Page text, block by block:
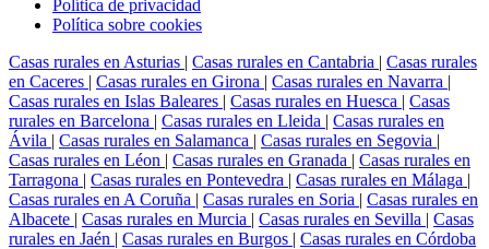
Política de privacidad
Política sobre cookies
Casas rurales en Asturias | Casas rurales en Cantabria | Casas rurales
en Caceres | Casas rurales en Girona | Casas rurales en Navarra |
Casas rurales en Islas Baleares | Casas rurales en Huesca | Casas
rurales en Barcelona | Casas rurales en Lleida | Casas rurales en
Ávila | Casas rurales en Salamanca | Casas rurales en Segovia |
Casas rurales en Léon | Casas rurales en Granada | Casas rurales en
Tarragona | Casas rurales en Pontevedra | Casas rurales en Málaga |
Casas rurales en A Coruña | Casas rurales en Soria | Casas rurales en
Albacete | Casas rurales en Murcia | Casas rurales en Sevilla | Casas
rurales en Jaén | Casas rurales en Burgos | Casas rurales en Córdoba